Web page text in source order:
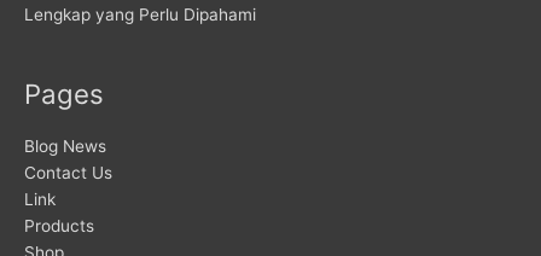
Lengkap yang Perlu Dipahami
Pages
Blog News
Contact Us
Link
Products
Shop